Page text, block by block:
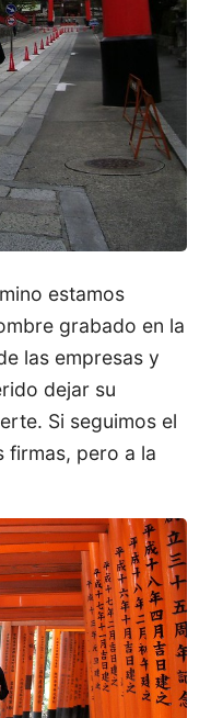
estamos
grabado en la
las empresas y
dejar su
Si seguimos el
firmas, pero a la